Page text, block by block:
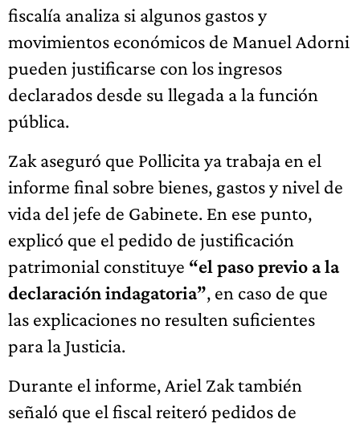
fiscalía analiza si algunos gastos y
movimientos económicos de Manuel Adorni
pueden justificarse con los ingresos
declarados desde su llegada a la función
pública.
Zak aseguró que Pollicita ya trabaja en el
informe final sobre bienes, gastos y nivel de
vida del jefe de Gabinete. En ese punto,
explicó que el pedido de justificación
patrimonial constituye “el paso previo a la
declaración indagatoria”, en caso de que
las explicaciones no resulten suficientes
para la Justicia.
Durante el informe, Ariel Zak también
señaló que el fiscal reiteró pedidos de